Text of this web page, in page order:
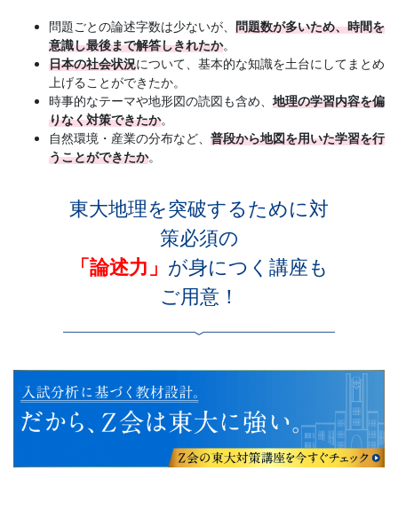
す。
問題ごとの論述字数は少ないが、 問題数が多いため、時間を
意識し最後まで解答しきれたか。
日本の社会状況について、基本的な知識を土台にしてまとめ
上げることができたか。
時事的なテーマや地形図の読図も含め、 地理の学習内容を偏
りなく対策できたか。
自然環境・産業の分布など、 普段から地図を用いた学習を行
うことができたか。
東大地理を突破するために対
策必須の
「論述力」 が身につく講座も
ご用意！